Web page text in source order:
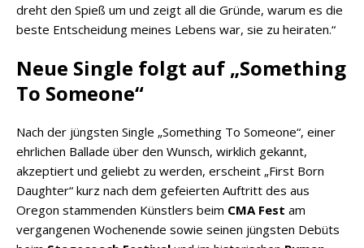
dreht den Spieß um und zeigt all die Gründe, warum es die
beste Entscheidung meines Lebens war, sie zu heiraten.“
Neue Single folgt auf „Something
To Someone“
Nach der jüngsten Single „Something To Someone“, einer
ehrlichen Ballade über den Wunsch, wirklich gekannt,
akzeptiert und geliebt zu werden, erscheint „First Born
Daughter“ kurz nach dem gefeierten Auftritt des aus
Oregon stammenden Künstlers beim CMA Fest am
vergangenen Wochenende sowie seinen jüngsten Debüts